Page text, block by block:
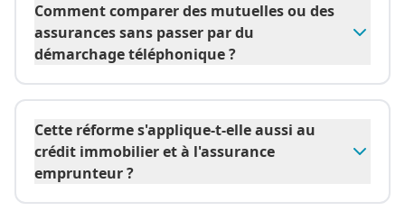
Comment comparer des mutuelles ou des
assurances sans passer par du
démarchage téléphonique ?
Cette réforme s'applique-t-elle aussi au
crédit immobilier et à l'assurance
emprunteur ?